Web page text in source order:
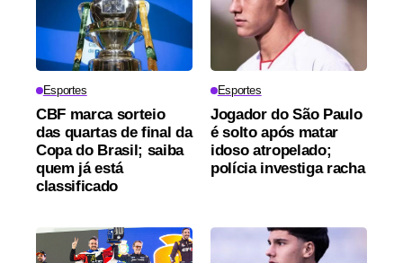
Esportes
CBF marca sorteio
das quartas de final da
Copa do Brasil; saiba
quem já está
classificado
Esportes
Jogador do São Paulo
é solto após matar
idoso atropelado;
polícia investiga racha